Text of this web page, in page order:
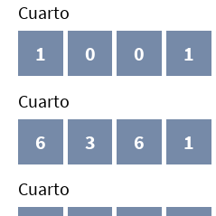
Cuarto
1 0 0 1
Cuarto
6 3 6 1
Cuarto